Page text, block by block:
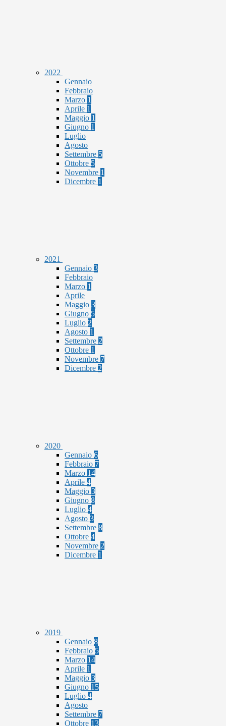
2022
Gennaio
Febbraio
Marzo 1
Aprile 1
Maggio 1
Giugno 1
Luglio
Agosto
Settembre 5
Ottobre 5
Novembre 1
Dicembre 1
2021
Gennaio 3
Febbraio
Marzo 1
Aprile
Maggio 3
Giugno 5
Luglio 2
Agosto 1
Settembre 2
Ottobre 1
Novembre 7
Dicembre 2
2020
Gennaio 6
Febbraio 7
Marzo 14
Aprile 4
Maggio 3
Giugno 8
Luglio 4
Agosto 3
Settembre 8
Ottobre 4
Novembre 2
Dicembre 1
2019
Gennaio 8
Febbraio 5
Marzo 14
Aprile 1
Maggio 3
Giugno 15
Luglio 4
Agosto
Settembre 7
Ottobre 13